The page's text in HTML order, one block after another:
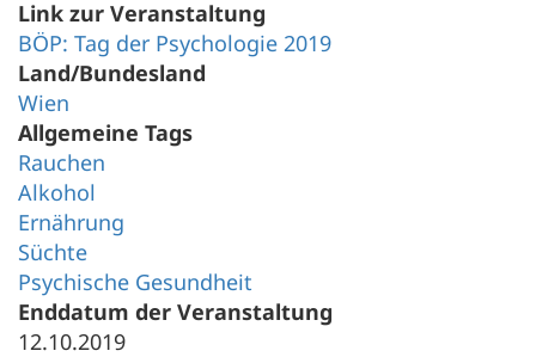
Link zur Veranstaltung
BÖP: Tag der Psychologie 2019
Land/Bundesland
Wien
Allgemeine Tags
Rauchen
Alkohol
Ernährung
Süchte
Psychische Gesundheit
Enddatum der Veranstaltung
12.10.2019